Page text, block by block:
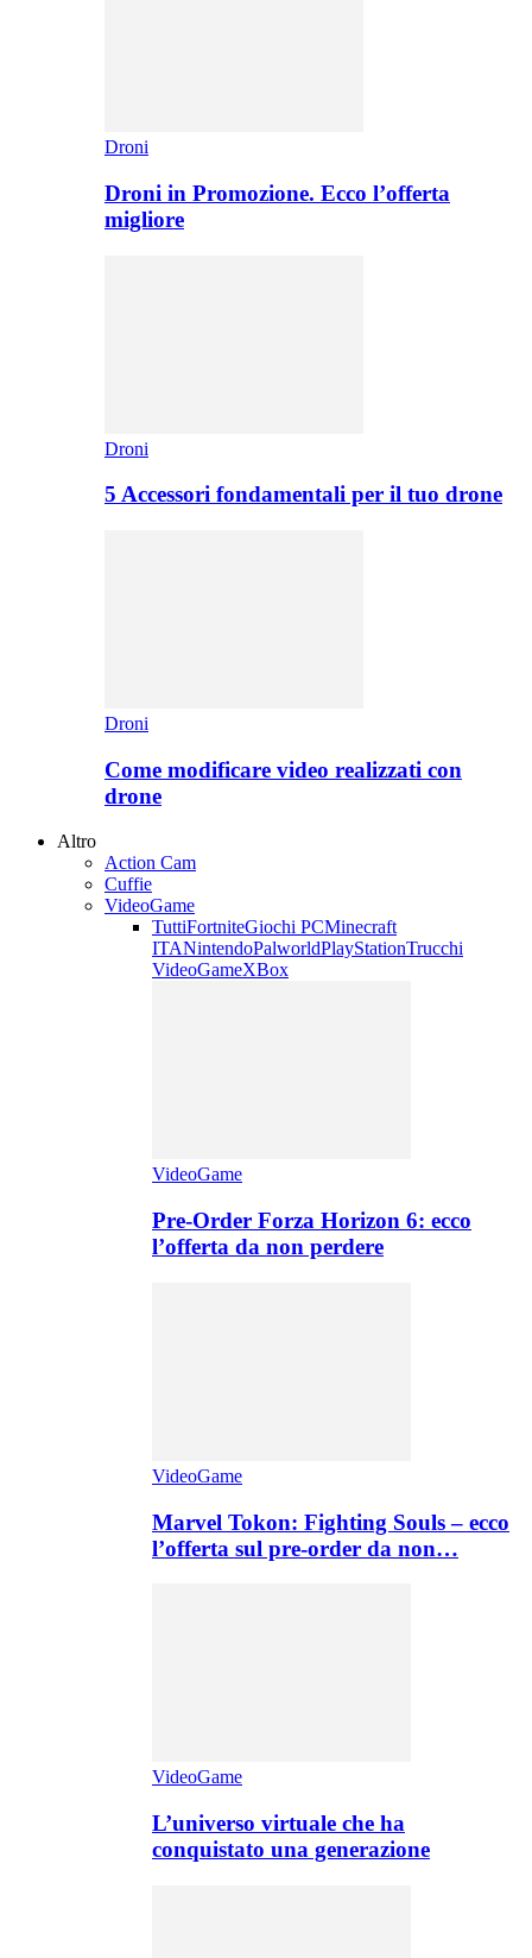
Droni
Droni in Promozione. Ecco l’offerta
migliore
Droni
5 Accessori fondamentali per il tuo drone
Droni
Come modificare video realizzati con
drone
Altro
Action Cam
Cuffie
VideoGame
TuttiFortniteGiochi PCMinecraft
ITANintendoPalworldPlayStationTrucchi
VideoGameXBox
VideoGame
Pre-Order Forza Horizon 6: ecco
l’offerta da non perdere
VideoGame
Marvel Tokon: Fighting Souls – ecco
l’offerta sul pre-order da non…
VideoGame
L’universo virtuale che ha
conquistato una generazione